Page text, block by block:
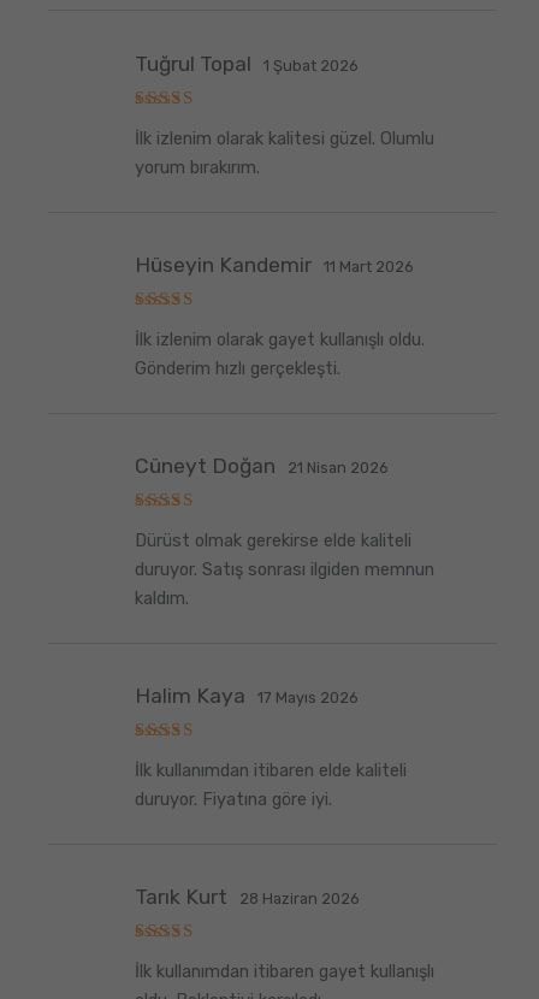
üzerinden
oy aldı
Tuğrul Topal 1 Şubat 2026
İlk izlenim olarak kalitesi güzel. Olumlu
yorum bırakırım.
üzerinden
5 oy aldı
Hüseyin Kandemir 11 Mart 2026
İlk izlenim olarak gayet kullanışlı oldu.
Gönderim hızlı gerçekleşti.
üzerinden
5
oy aldı
Cüneyt Doğan 21 Nisan 2026
Dürüst olmak gerekirse elde kaliteli
duruyor. Satış sonrası ilgiden memnun
kaldım.
üzerinden
5
oy aldı
Halim Kaya 17 Mayıs 2026
İlk kullanımdan itibaren elde kaliteli
duruyor. Fiyatına göre iyi.
üzerinden
5oy aldı
Tarık Kurt 28 Haziran 2026
İlk kullanımdan itibaren gayet kullanışlı